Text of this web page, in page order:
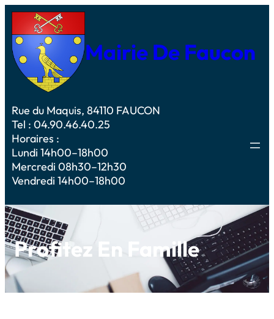
Mairie De Faucon
Rue du Maquis, 84110 FAUCON
Tel : 04.90.46.40.25
Horaires :
Lundi 14h00–18h00
Mercredi 08h30–12h30
Vendredi 14h00–18h00
Profitez En Famille